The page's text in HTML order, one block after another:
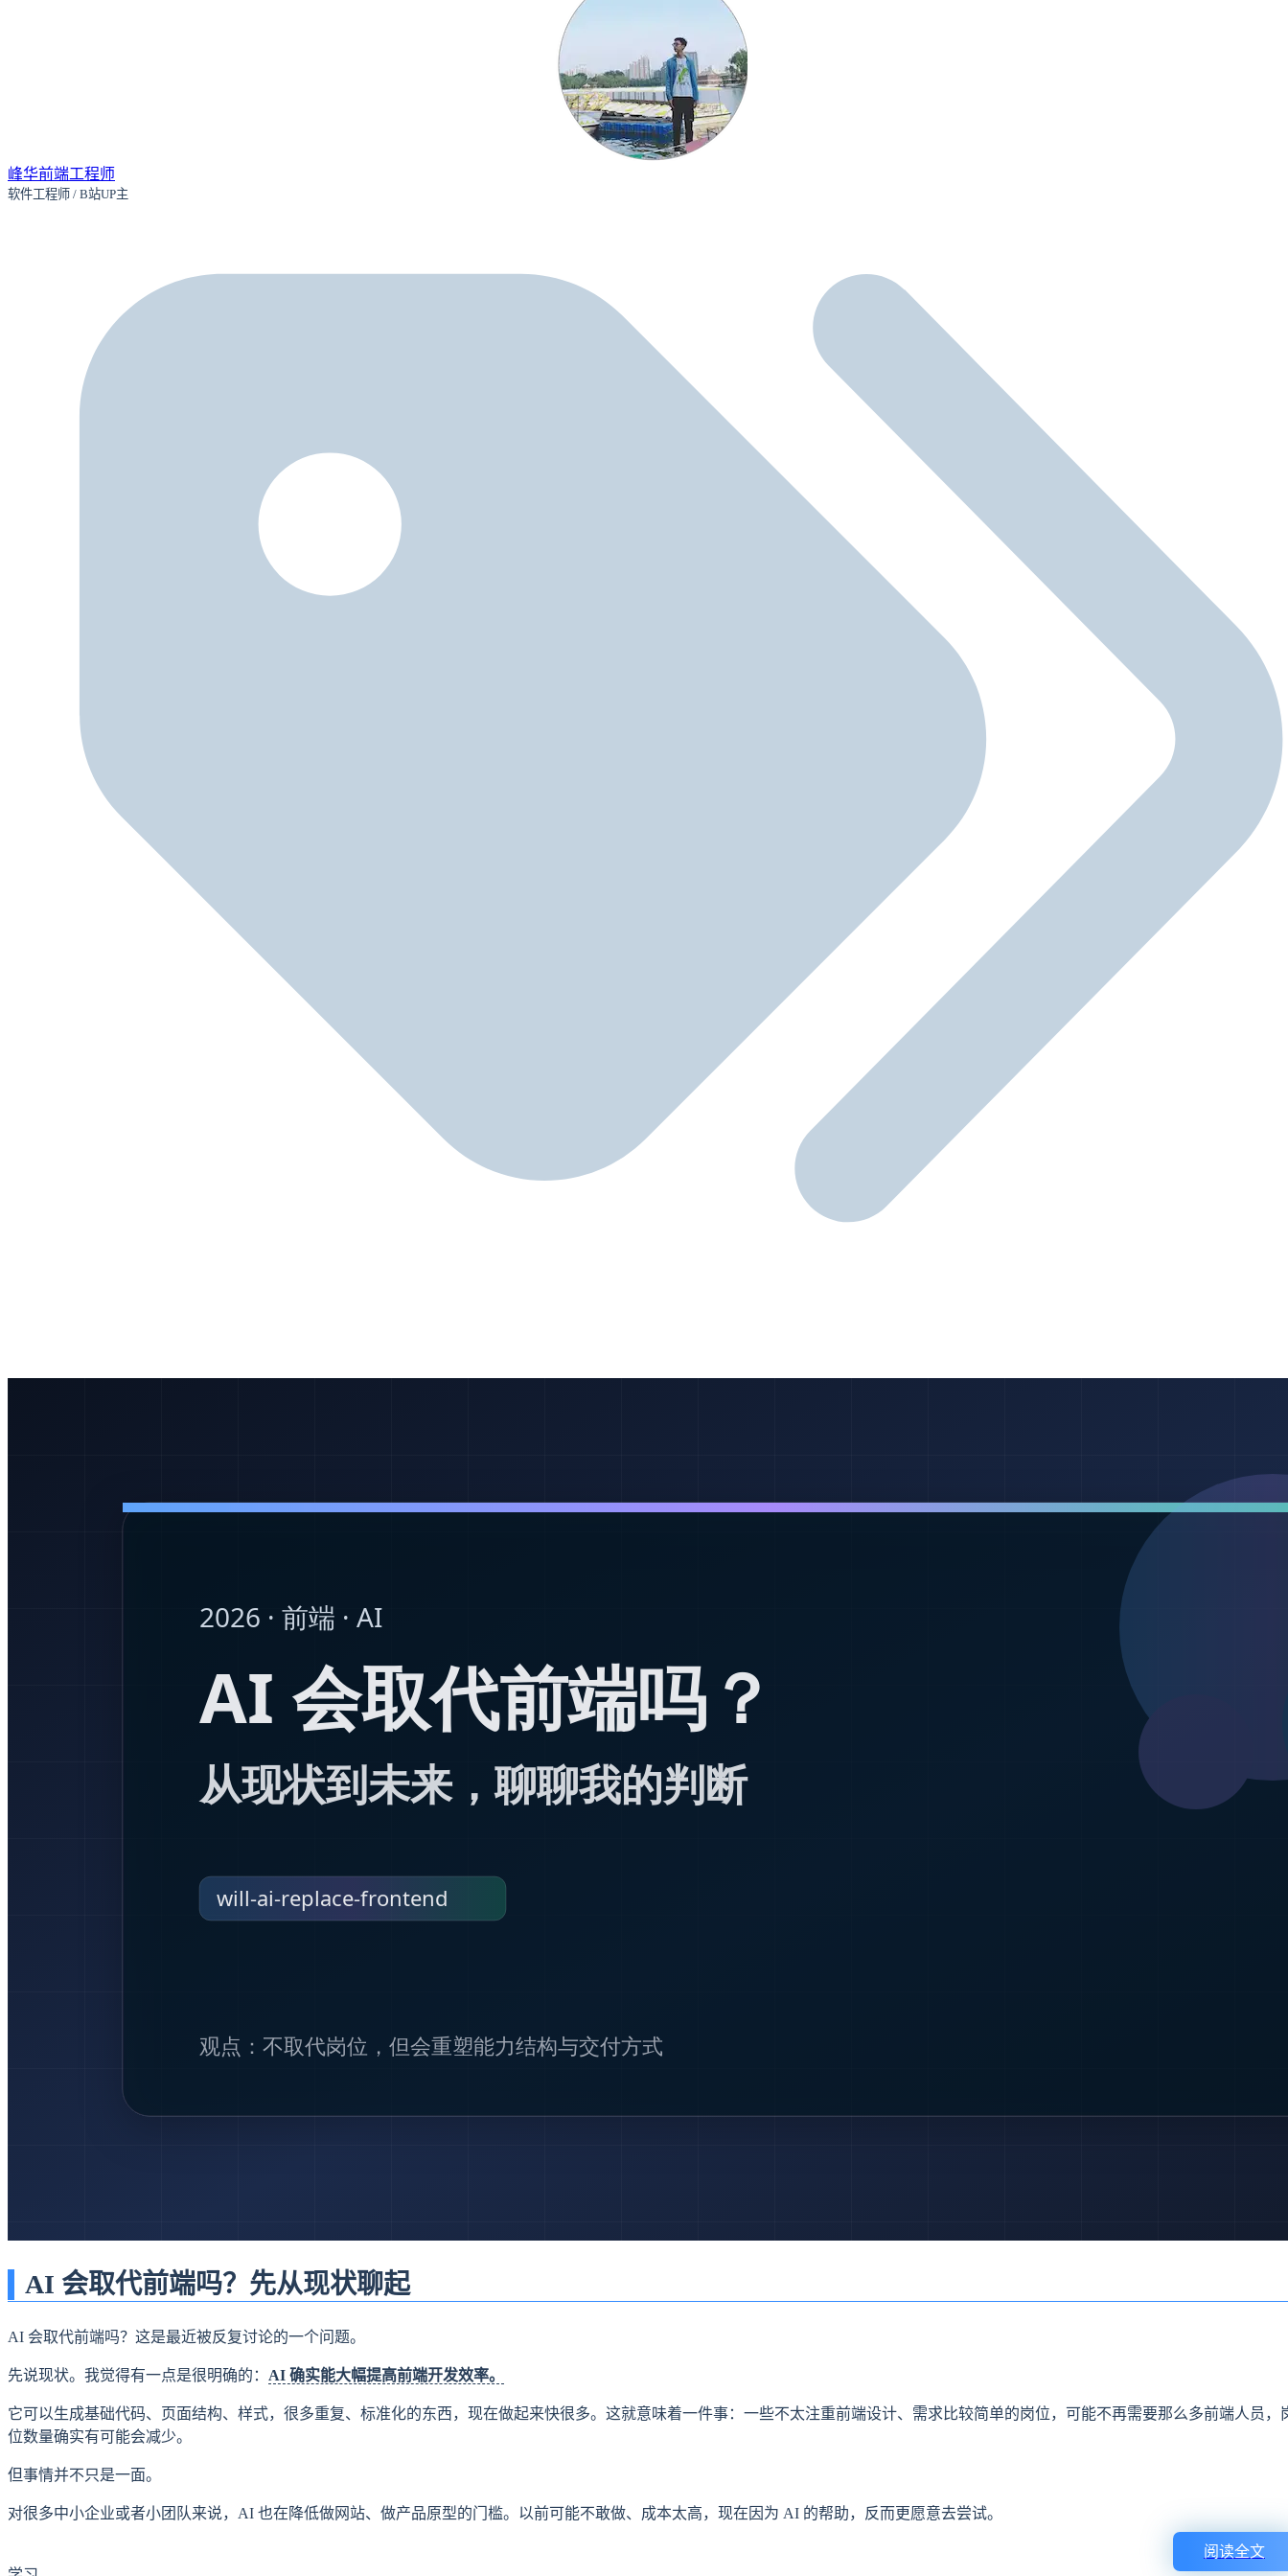
峰华前端工程师
软件工程师 / B站UP主
AI 会取代前端吗？先从现状聊起
AI 会取代前端吗？这是最近被反复讨论的一个问题。
先说现状。我觉得有一点是很明确的： AI 确实能大幅提高前端开发效率。
它可以生成基础代码、页面结构、样式，很多重复、标准化的东西，现在做起来快很多。这就意味着一件事：一些不太注重前端设计、需求比较简单的岗位，可能不再需要那么多前端人员，
位数量确实有可能会减少。
但事情并不只是一面。
对很多中小企业或者小团队来说，AI 也在降低做网站、做产品原型的门槛。以前可能不敢做、成本太高，现在因为 AI 的帮助，反而更愿意去尝试。
阅读全文